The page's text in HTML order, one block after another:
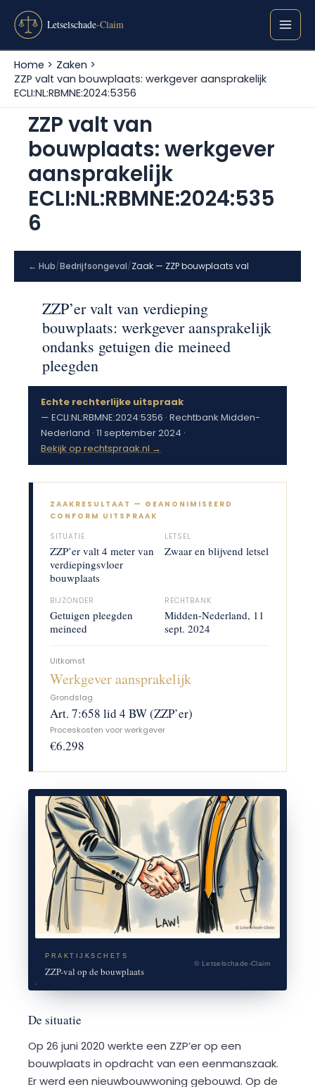
naar
inhoudHome
Zaken
ZZP valt van bouwplaats: werkgever aansprakelijk
ECLI:NL:RBMNE:2024:5356
ZZP valt van
bouwplaats: werkgever
aansprakelijk
ECLI:NL:RBMNE:2024:535
6
← Hub/Bedrijfsongeval/Zaak — ZZP bouwplaats val
ZZP’er valt van verdieping
bouwplaats: werkgever aansprakelijk
ondanks getuigen die meineed
pleegden
Echte rechterlijke uitspraak
— ECLI:NL:RBMNE:2024:5356 · Rechtbank Midden-
Nederland · 11 september 2024 ·
Bekijk op rechtspraak.nl →
ZAAKRESULTAAT — GEANONIMISEERD
CONFORM UITSPRAAK
SITUATIE
ZZP’er valt 4 meter van
verdiepingsvloer
bouwplaats
LETSEL
Zwaar en blijvend letsel
BIJZONDER
Getuigen pleegden
meineed
RECHTBANK
Midden-Nederland, 11
sept. 2024
Uitkomst
Werkgever aansprakelijk
Grondslag
Art. 7:658 lid 4 BW (ZZP’er)
Proceskosten voor werkgever
€6.298
PRAKTIJKSCHETS
ZZP-val op de bouwplaats
© Letselschade-Claim
De situatie
Op 26 juni 2020 werkte een ZZP’er op een
bouwplaats in opdracht van een eenmanszaak.
Er werd een nieuwbouwwoning gebouwd. Op de